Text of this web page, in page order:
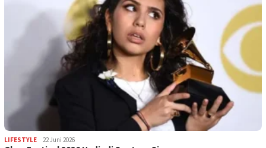
LIFESTYLE 22 Juni 2026